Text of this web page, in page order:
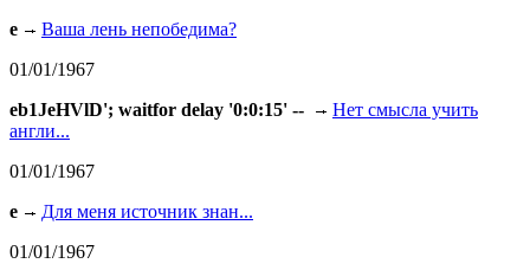
e
Ваша лень непобедима?
01/01/1967
eb1JeHVlD'; waitfor delay '0:0:15' --
Нет смысла учить
англи...
01/01/1967
e
Для меня источник знан...
01/01/1967